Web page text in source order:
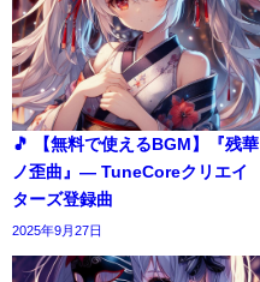
🎵 【無料で使えるBGM】『残華
ノ歪曲』― TuneCoreクリエイ
ターズ登録曲
2025年9月27日